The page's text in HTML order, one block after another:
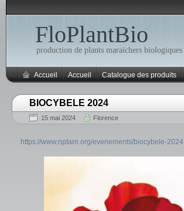
FloPlantBio
production de plants maraichers biologiques
Accueil Accueil Catalogue des produits
BIOCYBELE 2024
15 mai 2024 Florence
https://www.nptarn.org/evenements/biocybele-2024